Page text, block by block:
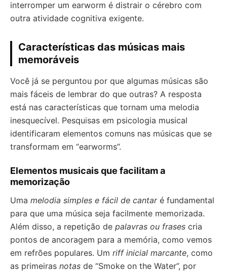
interromper um earworm é distrair o cérebro com
outra atividade cognitiva exigente.
Características das músicas mais
memoráveis
Você já se perguntou por que algumas músicas são
mais fáceis de lembrar do que outras? A resposta
está nas características que tornam uma melodia
inesquecível. Pesquisas em psicologia musical
identificaram elementos comuns nas músicas que se
transformam em “earworms”.
Elementos musicais que facilitam a
memorização
Uma melodia simples e fácil de cantaré fundamental
para que uma música seja facilmente memorizada.
Além disso, a repetição de palavras ou frases cria
pontos de ancoragem para a memória, como vemos
em refrões populares. Um riff inicial marcante, como
as primeiras notas de “Smoke on the Water”, por